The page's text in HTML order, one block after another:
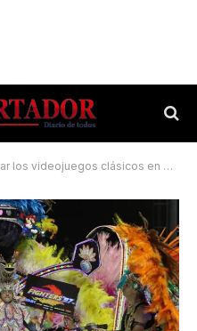
clásicos en el carnaval